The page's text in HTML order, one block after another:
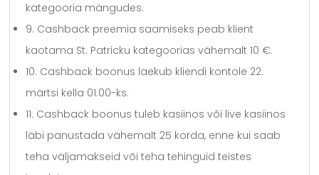
kategooria mängudes.
9. Cashback preemia saamiseks peab klient
kaotama St. Patricku kategoorias vähemalt 10 €.
10. Cashback boonus laekub kliendi kontole 22.
märtsi kella 01.00-ks.
11. Cashback boonus tuleb kasiinos või live kasiinos
läbi panustada vähemalt 25 korda, enne kui saab
teha väljamakseid või teha tehinguid teistes